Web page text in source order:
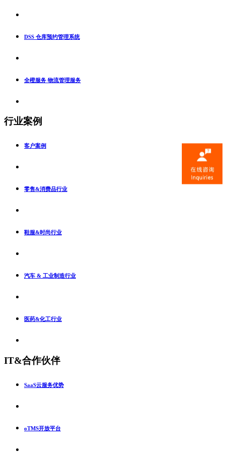
DSS 仓库预约管理系统
全橙服务 物流管理服务
行业案例
客户案例
零售&消费品行业
鞋服&时尚行业
汽车 & 工业制造行业
医药&化工行业
IT&合作伙伴
SaaS云服务优势
oTMS开放平台